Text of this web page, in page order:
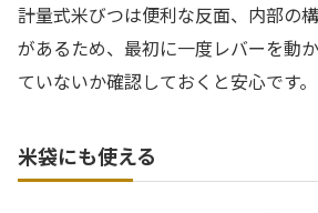
計量式米びつは便利な反面、内部の
があるため、最初に一度レバーを動
ていないか確認しておくと安心です。
米袋にも使える